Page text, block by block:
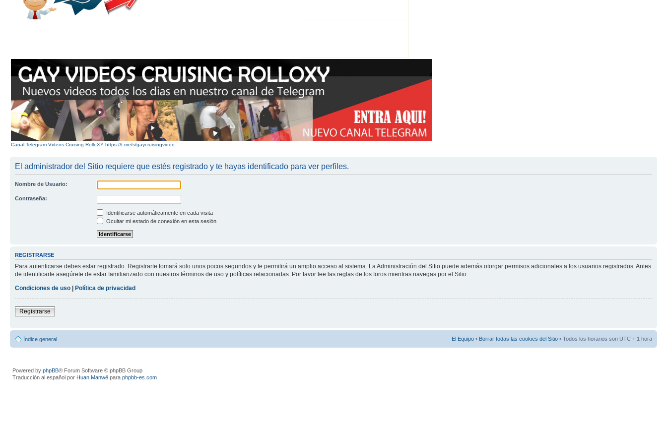
Canal Telegram Videos Cruising RolloXY https://t.me/s/gaycruisingvideo
El administrador del Sitio requiere que estés registrado y te hayas identificado para ver perfiles.
Nombre de Usuario:
Contraseña:
Identificarse automáticamente en cada visita
Ocultar mi estado de conexión en esta sesión
REGISTRARSE
Para autenticarse debes estar registrado. Registrarte tomará solo unos pocos segundos y te permitirá un amplio acceso al sistema. La Administración del Sitio puede además otorgar permisos adicionales a los usuarios registrados. Antes
de identificarte asegúrete de estar familiarizado con nuestros términos de uso y políticas relacionadas. Por favor lee las reglas de los foros mientras navegas por el Sitio.
Condiciones de uso
Política de privacidad
Registrarse
Índice general El Equipo • Borrar todas las cookies del Sitio • Todos los horarios son UTC + 1 hora
Powered by phpBB® Forum Software © phpBB Group
Traducción al español por Huan Manwë para phpbb-es.com